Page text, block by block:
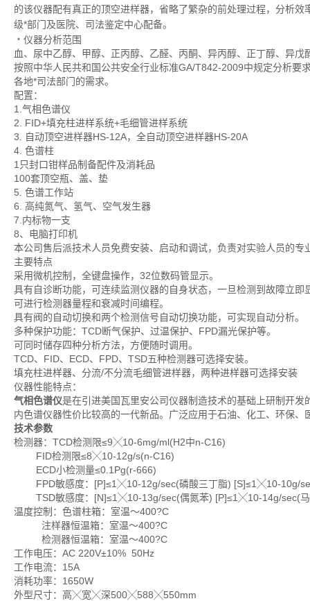
的该仪器配有真正的顶空进样器，省略了繁杂的前处理过程，分析
级*部门及医院、司法鉴定中心配备。
﹡仪器分析范围
血、尿中乙醇、甲醇、正丙醇、乙醛、丙酮、异丙醇、正丁醇、异
按照中华人民共和国公共安全行业标准GA/T842-2009中规定分析要
各地*司法部门的需求。
配置：
1.气相色谱仪
2. FID+填充柱进样系统+毛细管进样系统
3. 自动顶空进样器HS-12A，全自动顶空进样器HS-20A
4. 色谱柱
1只封口钳样品制备配件及消耗品
100套顶空瓶、盖、垫
5. 色谱工作站
6. 高纯氮气、氢气、空气发生器
7.内标物一支
8、电脑打印机
本公司售后派技术人员免费安装、启动和调试，负责对实验人员的
主要特点
采用微机控制，全键盘操作，32位数码管显示。
具有自诊断功能，可连续监测仪器的自身状态，一旦检测到故障立
可进行检测器量程和衰减时间编程。
具有阀的自动切换和两个检测信号自动切换功能，可实现自动分析。
多种保护功能：TCD断气保护、过温保护、FPD漏光保护等。
可同时储存四种分析方法，方便随时调用。
TCD、FID、ECD、FPD、TSD五种检测器可选择安装。
填充柱进样器、分流/不分流毛细管进样器，两种进样器可选择安装
仪器性能特点：
气相色谱仪是在引进美国瓦里安公司仪器制造技术的基础上研制开
内色谱仪器性价比较高的一代新品。广泛应用于石油、化工、环保
技术参数
检测器：TCD检测限≤9╳10-6mg/ml(H2中n-C16)
FID检测限≤8╳10-12g/s(n-C16)
ECD小检测量≤0.1Pg(r-666)
FPD敏感度：[P]≤1╳10-12g/sec(磷酸三丁脂) [S]≤1╳10-10g/
TSD敏感度：[N]≤1╳10-13g/sec(偶氮苯) [P]≤1╳10-14g/sec(马
温度控制：色谱柱箱：室温～400?C
注样器恒温箱：室温～400?C
检测器恒温箱：室温～400?C
工作电压：AC 220V±10% 50Hz
工作电流：15A
消耗功率：1650W
外型尺寸：高╳宽╳深500╳588╳550mm